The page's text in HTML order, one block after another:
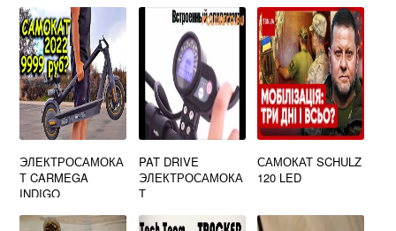
ЭЛЕКТРОСАМОКА
Т CARMEGA
INDIGO
PAT DRIVE
ЭЛЕКТРОСАМОКА
Т
САМОКАТ SCHULZ
120 LED